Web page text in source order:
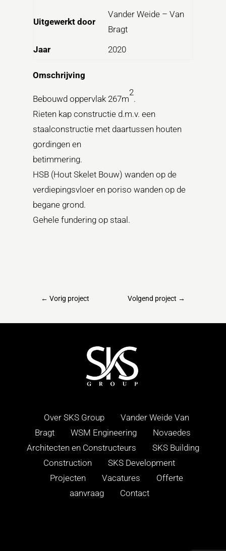
Uitgewerkt door
Vander Weide – Van
Bragt
Jaar
2020
Omschrijving
Bebouwd oppervlak 267m
2
.
Rieten kap constructie d.m.v. een
staalconstructie met daartussen houten
gordingen en
betimmering.
HSB (Hout Skelet Bouw) wanden op de
verdiepingsvloer en poriso wanden op de
begane grond.
Gehele fundering op staal.
← Vorig project Volgend project →
Over SKS Group
Vander Weide Van
Bragt
WSM Engineering
Novaedes
Architecten en Constructeurs
SKS Building
Construction
SKS Development
Projecten
Vacatures
Offerte
aanvraag
Contact